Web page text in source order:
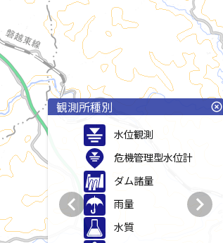
観測所種別 highlight_off
水位観測
危機管理型水位計
ダム諸量
雨量
水質
chevron_left chevron_right